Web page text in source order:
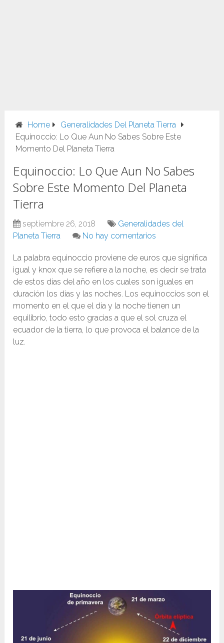
Home
Generalidades Del Planeta Tierra
Equinoccio: Lo Que Aun No Sabes Sobre Este
Momento Del Planeta Tierra
Equinoccio: Lo Que Aun No Sabes
Sobre Este Momento Del Planeta
Tierra
septiembre 26, 2018
Generalidades del
Planeta Tierra
No hay comentarios
La palabra equinoccio proviene de euros que significa
igual y knox que se refiere a la noche, es decir se trata
de estos días del año en los cuales son iguales en
duración los días y las noches. Los equinoccios son el
momento en el que el día y la noche tienen un
equilibrio, todo esto gracias a que el sol cruza el
ecuador de la tierra, lo que provoca el balance de la
luz.